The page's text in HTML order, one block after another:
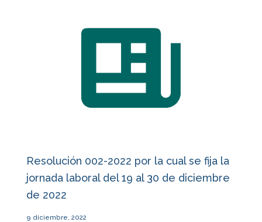
Resolución 002-2022 por la cual se fija la
jornada laboral del 19 al 30 de diciembre
de 2022
9 diciembre, 2022